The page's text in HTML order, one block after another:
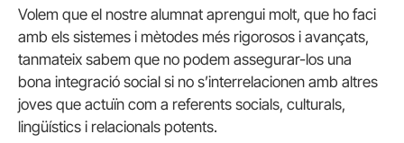
Volem que el nostre alumnat aprengui molt, que ho faci
amb els sistemes i mètodes més rigorosos i avançats,
tanmateix sabem que no podem assegurar-los una
bona integració social si no s’interrelacionen amb altres
joves que actuïn com a referents socials, culturals,
lingüístics i relacionals potents.